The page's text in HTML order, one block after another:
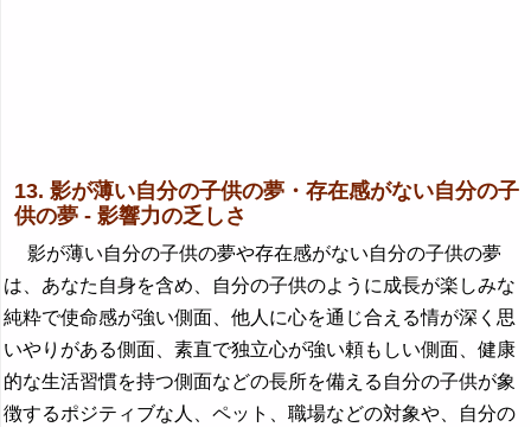
13. 影が薄い自分の子供の夢・存在感がない自分の子
供の夢 - 影響力の乏しさ
影が薄い自分の子供の夢や存在感がない自分の子供の夢
は、あなた自身を含め、自分の子供のように成長が楽しみな
純粋で使命感が強い側面、他人に心を通じ合える情が深く思
いやりがある側面、素直で独立心が強い頼もしい側面、健康
的な生活習慣を持つ側面などの長所を備える自分の子供が象
徴するポジティブな人、ペット、職場などの対象や、自分の